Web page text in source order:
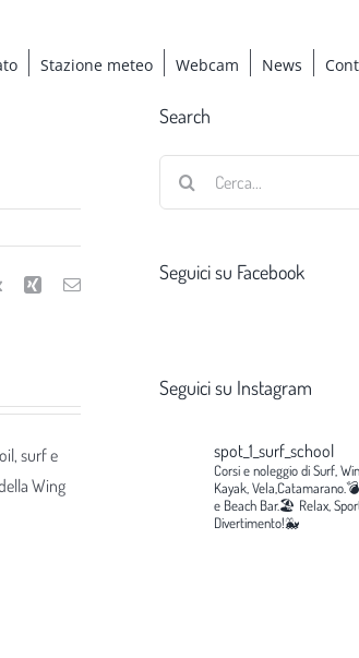
Stazione meteo Webcam News
Vk Xing Email
surf e
Wing
Search
Seguici su Facebook
Seguici su Instagram
spot_1_surf_school
Corsi e noleggio di Surf,
Kayak, Vela,Catamarano.💣
e Beach Bar.🏖️ Relax,
Divertimento!🐳